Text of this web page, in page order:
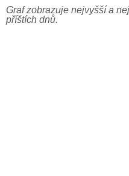
Graf zobrazuje nejvyšší a
příštích dnů.